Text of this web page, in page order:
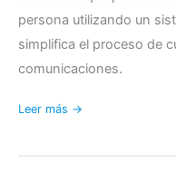
persona utilizando un
simplifica el proceso de
comunicaciones.
universidad
Leer más →